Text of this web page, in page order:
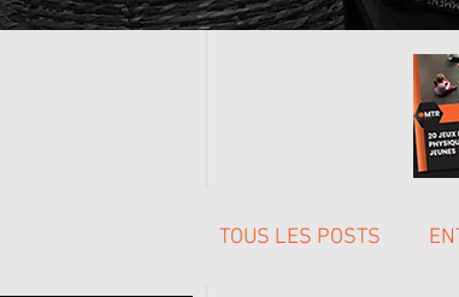
TOUS LES POSTS